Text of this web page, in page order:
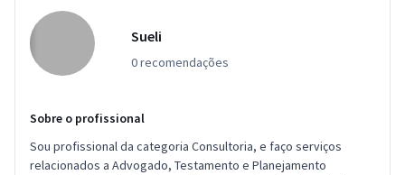
Sueli
0 recomendações
Sobre o profissional
Sou profissional da categoria Consultoria, e faço serviços
relacionados a Advogado, Testamento e Planejamento